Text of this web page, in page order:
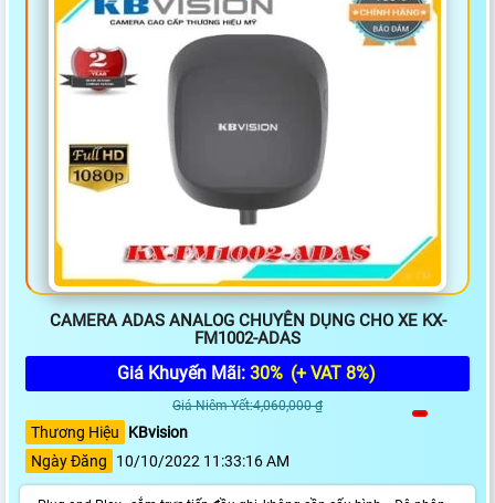
CAMERA ADAS ANALOG CHUYÊN DỤNG CHO XE KX-
FM1002-ADAS
Giá Khuyến Mãi: 30% (+ VAT 8%)
Giá Niêm Yết:4,060,000 ₫
Thương Hiệu
KBvision
Ngày Đăng
10/10/2022 11:33:16 AM